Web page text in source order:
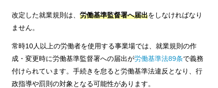
改定した就業規則は、 労働基準監督署へ届出をしなければなり
ません。
常時10人以上の労働者を使用する事業場では、就業規則の作
成・変更時に労働基準監督署への届出が労働基準法89条で義務
付けられています。手続きを怠ると労働基準法違反となり、行
政指導や罰則の対象となる可能性があります。